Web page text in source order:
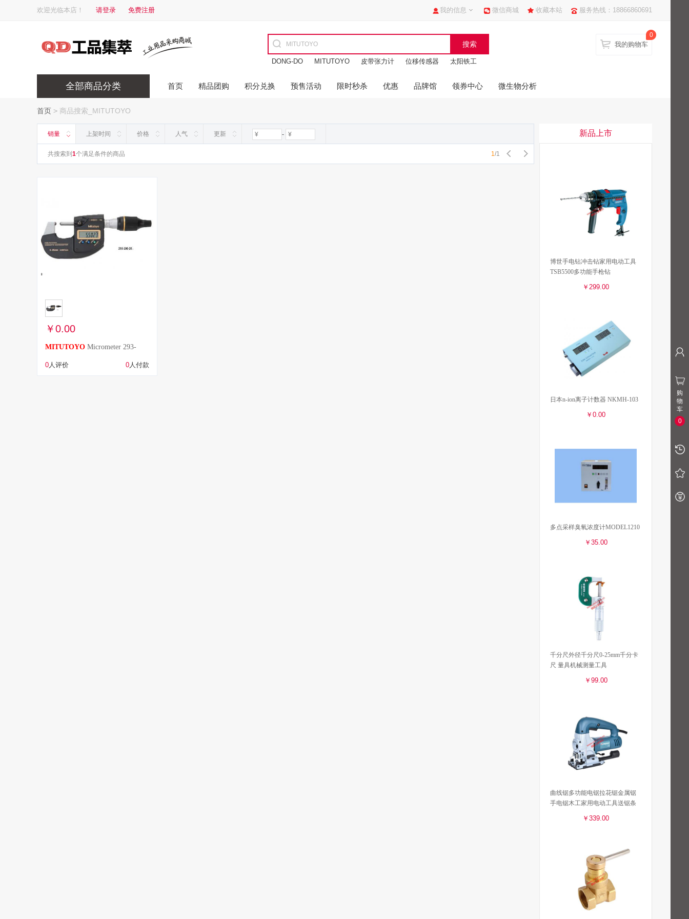
欢迎光临本店！ 请登录 免费注册 微信商城 收藏本站 服务热线：18866860691
我的信息
DONG-DO MITUTOYO 皮带张力计 位移传感器
太阳铁工
我的购物车
0
全部商品分类 首页 精品团购 积分兑换 预售活动 限时秒杀 优惠 品牌馆 领券中心 微生物分析
首页 > 商品搜索_MITUTOYO
销量 上架时间 价格 人气 更新 -
共搜索到 1个满足条件的商品 1/1
￥0.00
MITUTOYO Micrometer 293-
100-20
0人评价 0人付款
新品上市
博世手电钻冲击钻家用电动工具
TSB5500多功能手枪钻
￥299.00
日本n-ion离子计数器 NKMH-103
￥0.00
多点采样臭氧浓度计MODEL1210
￥35.00
千分尺外径千分尺0-25mm千分卡
尺 量具机械测量工具
￥99.00
曲线锯多功能电锯拉花锯金属锯
手电锯木工家用电动工具送锯条
￥339.00
购
物
车
0